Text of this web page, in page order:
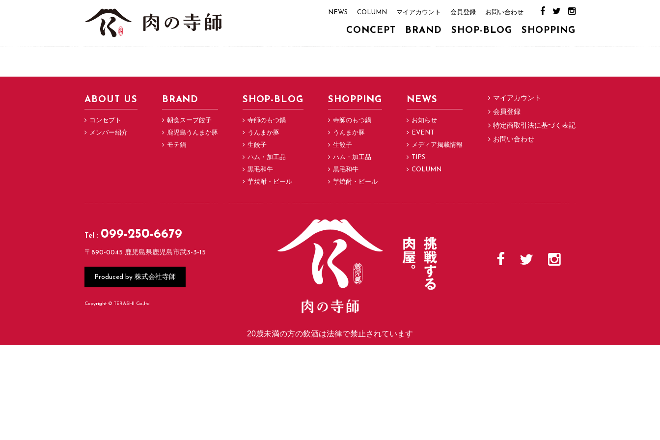
NEWS COLUMN マイアカウント 会員登録 お問い合わせ
CONCEPT BRAND SHOP-BLOG SHOPPING
ABOUT US
コンセプト
メンバー紹介
BRAND
朝食スープ餃子
鹿児島うんまか豚
モテ鍋
SHOP-BLOG
寺師のもつ鍋
うんまか豚
生餃子
ハム・加工品
黒毛和牛
芋焼酎・ビール
SHOPPING
寺師のもつ鍋
うんまか豚
生餃子
ハム・加工品
黒毛和牛
芋焼酎・ビール
NEWS
お知らせ
EVENT
メディア掲載情報
TIPS
COLUMN
マイアカウント
会員登録
特定商取引法に基づく表記
お問い合わせ
20歳未満の方の飲酒は法律で禁止されています
Tel : 099-250-6679
〒890-0045 鹿児島県鹿児島市武3-3-15
Produced by 株式会社寺師
Copyright © TERASHI Co.,ltd